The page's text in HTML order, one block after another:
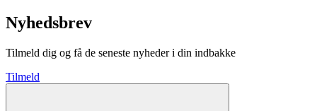
Nyhedsbrev
Tilmeld dig og få de seneste nyheder i din indbakke
Tilmeld